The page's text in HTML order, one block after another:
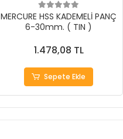
MERCURE HSS KADEMELİ PANÇ
6-30mm. ( TIN )
1.478,08 TL
Sepete Ekle